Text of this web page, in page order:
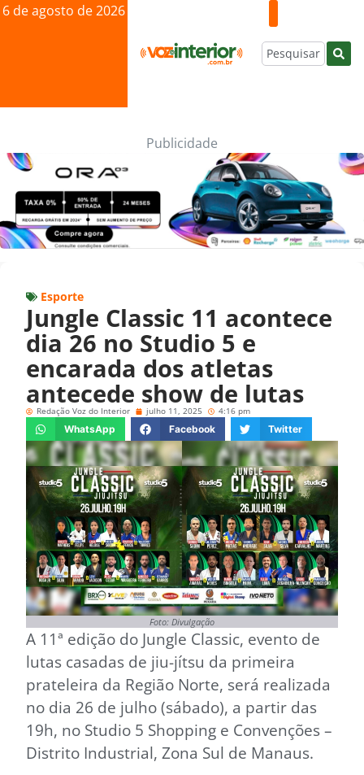
6 de agosto de 2026
Publicidade
Esporte
Jungle Classic 11 acontece
dia 26 no Studio 5 e
encarada dos atletas
antecede show de lutas
Redação Voz do Interior julho 11, 2025 4:16 pm
WhatsApp Facebook Twitter
Foto: Divulgação
A 11ª edição do Jungle Classic, evento de
lutas casadas de jiu-jítsu da primeira
prateleira da Região Norte, será realizada
no dia 26 de julho (sábado), a partir das
19h, no Studio 5 Shopping e Convenções –
Distrito Industrial, Zona Sul de Manaus.